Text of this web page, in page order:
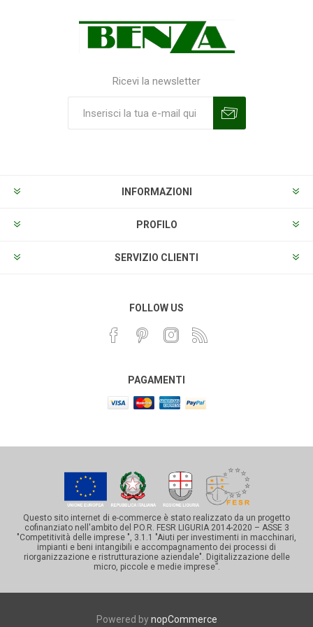
Ricevi la newsletter
INFORMAZIONI
PROFILO
SERVIZIO CLIENTI
FOLLOW US
PAGAMENTI
Questo sito internet di e-commerce è stato realizzato da un progetto
cofinanziato nell'ambito del P.O.R. FESR LIGURIA 2014-2020 – ASSE 3
"Competitività delle imprese ", 3.1.1 "Aiuti per investimenti in macchinari,
impianti e beni intangibili e accompagnamento dei processi di
riorganizzazione e ristrutturazione aziendale". Digitalizzazione delle
micro, piccole e medie imprese”.
Powered bynopCommerce